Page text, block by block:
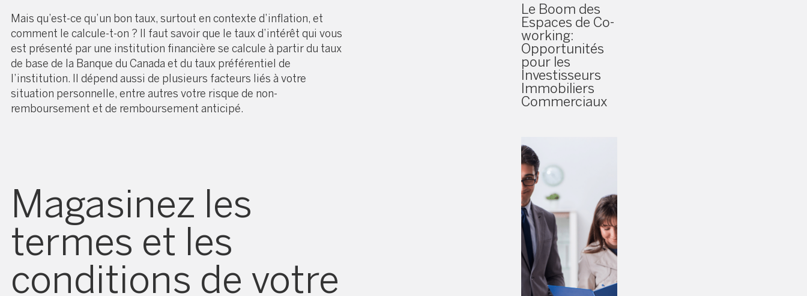
Mais qu’est-ce qu’un bon taux, surtout en contexte d’inflation, et
comment le calcule-t-on ? Il faut savoir que le taux d’intérêt qui vous
est présenté par une institution financière se calcule à partir du taux
de base de la Banque du Canada et du taux préférentiel de
l’institution. Il dépend aussi de plusieurs facteurs liés à votre
situation personnelle, entre autres votre risque de non-
remboursement et de remboursement anticipé.
Magasinez les
termes et les
conditions de votre
Le Boom des
Espaces de Co-
working:
Opportunités
pour les
Investisseurs
Immobiliers
Commerciaux